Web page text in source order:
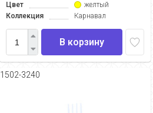
Цвет
желтый
Коллекция
Карнавал
В корзину
1502-3240